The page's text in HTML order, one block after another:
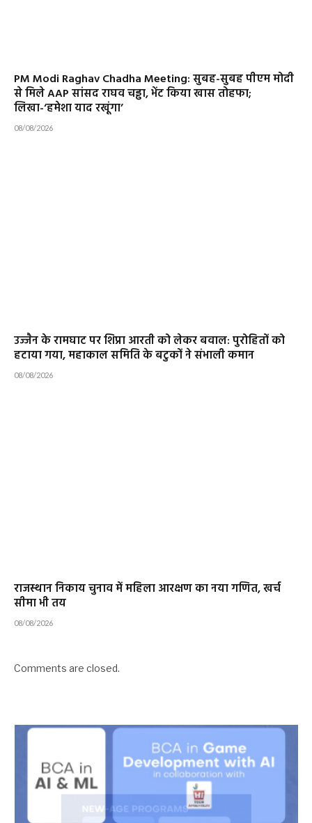
PM Modi Raghav Chadha Meeting: सुबह-सुबह पीएम मोदी
से मिले AAP सांसद राघव चड्ढा, भेंट किया खास तोहफा;
लिखा-‘हमेशा याद रखूंगा’
08/08/2026
उज्जैन के रामघाट पर शिप्रा आरती को लेकर बवाल: पुरोहितों को
हटाया गया, महाकाल समिति के बटुकों ने संभाली कमान
08/08/2026
राजस्थान निकाय चुनाव में महिला आरक्षण का नया गणित, खर्च
सीमा भी तय
08/08/2026
Comments are closed.